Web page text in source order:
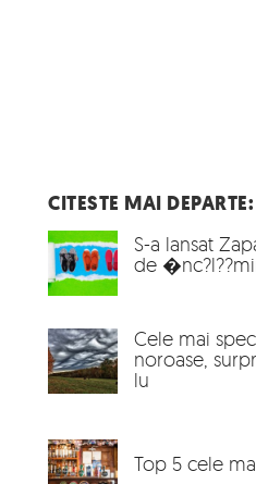
CITESTE MAI DEPARTE:
S-a lansat
de
Cele mai
noroase,
lu
Top 5 cele